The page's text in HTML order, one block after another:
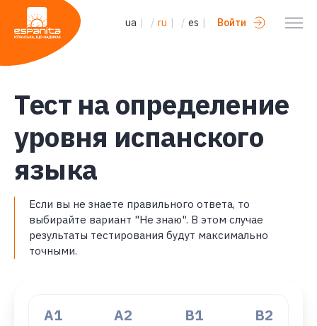
ua | / ru | / es | Войти
Tест на определение
уровня испанского
языка
Если вы не знаете правильного ответа, то
выбирайте вариант "Не знаю". В этом случае
результаты тестирования будут максимально
точными.
A1 А2 В1 B2